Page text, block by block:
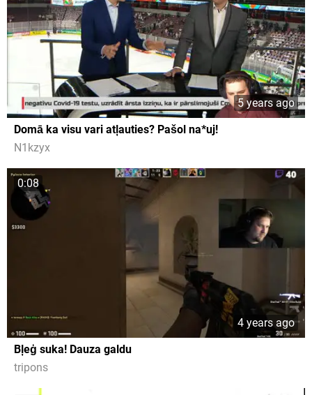
5 years ago
Domā ka visu vari atļauties? Pašol na*uj!
N1kzyx
0:08
4 years ago
Bļeģ suka! Dauza galdu
tripons